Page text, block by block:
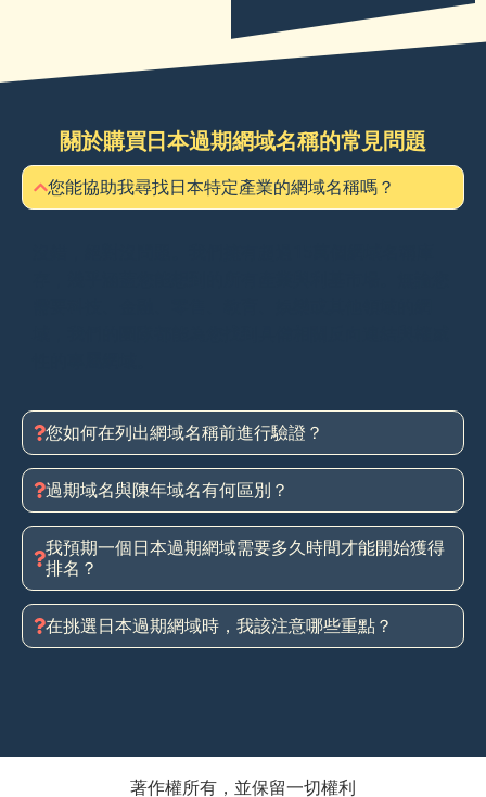
關於購買日本過期網域名稱的常見問題
您能協助我尋找日本特定產業的網域名稱嗎？
您如何在列出網域名稱前進行驗證？
過期域名與陳年域名有何區別？
我預期一個日本過期網域需要多久時間才能開始獲得
排名？
在挑選日本過期網域時，我該注意哪些重點？
著作權所有，並保留一切權利